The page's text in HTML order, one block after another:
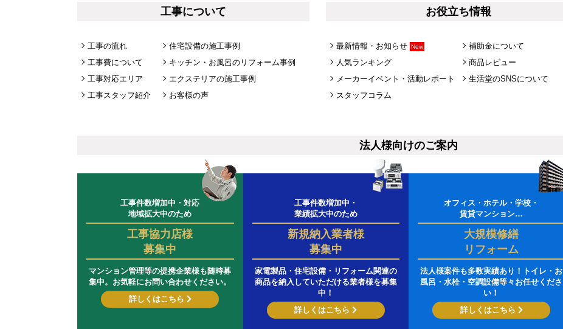
工事について
工事の流れ
工事費について
工事対応エリア
工事スタッフ紹介
住宅設備の施工事例
キッチン・お風呂のリフォーム事例
エクステリアの施工事例
お客様の声
お役立ち情報
最新情報・お知らせ New
人気ランキング
メーカーイベント・活動レポート
スタッフコラム
補助金について
商品レビュー
生活堂のSNSについて
法人様向けのご案内
工事件数増加中・対応
地域拡大中のため
工事協力店様
募集中
マンション管理等の提携企業様も随時募
集中。お気軽にお問い合わせください。
詳しくはこちら
工事件数増加中・
業績拡大中のため
新規納入業者様
募集中
家電製品・住宅設備・リフォーム関連の
商品を納入していただける業者様を募集
中！
詳しくはこちら
オフィス・ホテル・学校・
賃貸マンション…
大規模修繕
リフォーム
法人様案件も多数実績あり！トイレ・お
風呂・水栓・空調設備等々お任せくださ
い！
詳しくはこちら